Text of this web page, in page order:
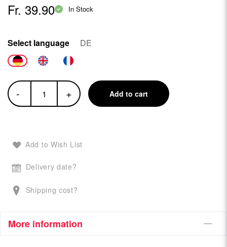
Fr. 39.90 In Stock
Select language DE
- + Add to cart
Add to Wish List
Delivery date?
Shipping cost?
More information